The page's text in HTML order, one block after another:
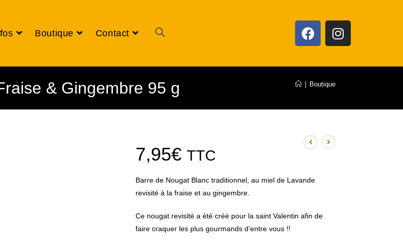
Boutique Contact
& Gingembre 95 g Boutique
7,95€ TTC
Barre de Nougat Blanc traditionnel, au miel de Lavande
revisité à la fraise et au gingembre.
Ce nougat revisité a été créé pour la saint Valentin afin de
faire craquer les plus gourmands d’entre vous !!